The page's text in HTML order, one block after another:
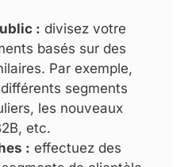
: divisez votre
basés sur des
Par exemple,
segments
les nouveaux
etc.
: effectuez des